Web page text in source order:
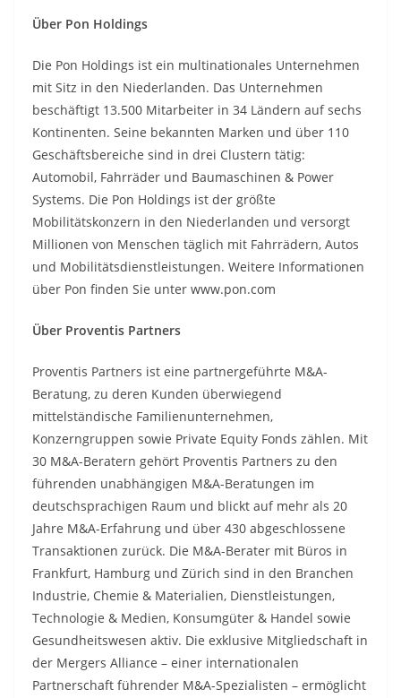
Über Pon Holdings
Die Pon Holdings ist ein multinationales Unternehmen
mit Sitz in den Niederlanden. Das Unternehmen
beschäftigt 13.500 Mitarbeiter in 34 Ländern auf sechs
Kontinenten. Seine bekannten Marken und über 110
Geschäftsbereiche sind in drei Clustern tätig:
Automobil, Fahrräder und Baumaschinen & Power
Systems. Die Pon Holdings ist der größte
Mobilitätskonzern in den Niederlanden und versorgt
Millionen von Menschen täglich mit Fahrrädern, Autos
und Mobilitätsdienstleistungen. Weitere Informationen
über Pon finden Sie unter www.pon.com
Über Proventis Partners
Proventis Partners ist eine partnergeführte M&A-
Beratung, zu deren Kunden überwiegend
mittelständische Familienunternehmen,
Konzerngruppen sowie Private Equity Fonds zählen. Mit
30 M&A-Beratern gehört Proventis Partners zu den
führenden unabhängigen M&A-Beratungen im
deutschsprachigen Raum und blickt auf mehr als 20
Jahre M&A-Erfahrung und über 430 abgeschlossene
Transaktionen zurück. Die M&A-Berater mit Büros in
Frankfurt, Hamburg und Zürich sind in den Branchen
Industrie, Chemie & Materialien, Dienstleistungen,
Technologie & Medien, Konsumgüter & Handel sowie
Gesundheitswesen aktiv. Die exklusive Mitgliedschaft in
der Mergers Alliance – einer internationalen
Partnerschaft führender M&A-Spezialisten – ermöglicht